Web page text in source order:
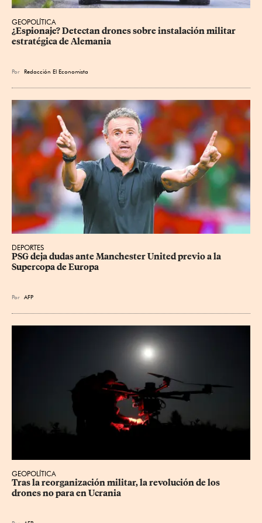
GEOPOLÍTICA
¿Espionaje? Detectan drones sobre instalación militar
estratégica de Alemania
Por Redacción El Economista
DEPORTES
PSG deja dudas ante Manchester United previo a la
Supercopa de Europa
Por AFP
GEOPOLÍTICA
Tras la reorganización militar, la revolución de los
drones no para en Ucrania